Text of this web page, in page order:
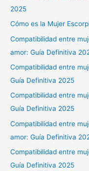
2025
Cómo es la Mujer
Compatibilidad entre
amor: Guía Definitiva
Compatibilidad entre
Guía Definitiva 2025
Compatibilidad entre
Guía Definitiva 2025
Compatibilidad entre
amor: Guía Definitiva
Compatibilidad entre
Guía Definitiva 2025